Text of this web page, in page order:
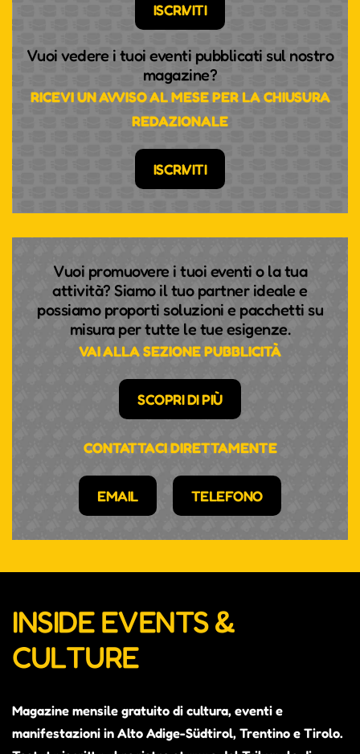
ISCRIVITI
Vuoi vedere i tuoi eventi pubblicati sul nostro
magazine?
RICEVI UN AVVISO AL MESE PER LA CHIUSURA
REDAZIONALE
ISCRIVITI
Vuoi promuovere i tuoi eventi o la tua
attività? Siamo il tuo partner ideale e
possiamo proporti soluzioni e pacchetti su
misura per tutte le tue esigenze.
VAI ALLA SEZIONE PUBBLICITÀ
SCOPRI DI PIÙ
CONTATTACI DIRETTAMENTE
EMAIL TELEFONO
INSIDE EVENTS &
CULTURE
Magazine mensile gratuito di cultura, eventi e
manifestazioni in Alto Adige-Südtirol, Trentino e Tirolo.